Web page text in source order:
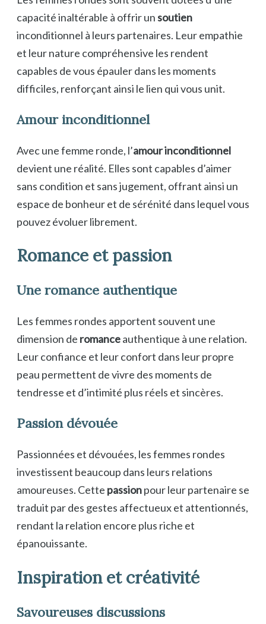
capacité inaltérable à offrir unsoutien
inconditionnel à leurs partenaires. Leur empathie
et leur nature compréhensive les rendent
capables de vous épauler dans les moments
difficiles, renforçant ainsi le lien qui vous unit.
Amour inconditionnel
Avec une femme ronde, l’amour inconditionnel
devient une réalité. Elles sont capables d’aimer
sans condition et sans jugement, offrant ainsi un
espace de bonheur et de sérénité dans lequel vous
pouvez évoluer librement.
Romance et passion
Une romance authentique
Les femmes rondes apportent souvent une
dimension de romanceauthentique à une relation.
Leur confiance et leur confort dans leur propre
peau permettent de vivre des moments de
tendresse et d’intimité plus réels et sincères.
Passion dévouée
Passionnées et dévouées, les femmes rondes
investissent beaucoup dans leurs relations
amoureuses. Cette passionpour leur partenaire se
traduit par des gestes affectueux et attentionnés,
rendant la relation encore plus riche et
épanouissante.
Inspiration et créativité
Savoureuses discussions